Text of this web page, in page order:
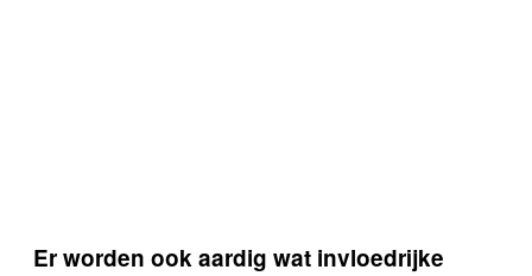
Er worden ook aardig wat invloedrijke